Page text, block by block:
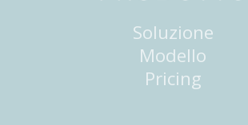
Soluzione
Modello
Pricing